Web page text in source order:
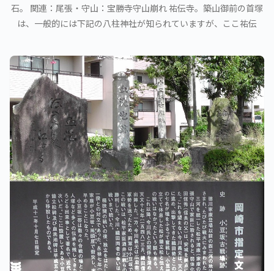
石。 関連：尾張・守山：宝勝寺守山崩れ 祐伝寺。築山御前の首塚
は、一般的には下記の八柱神社が知られていますが、ここ祐伝